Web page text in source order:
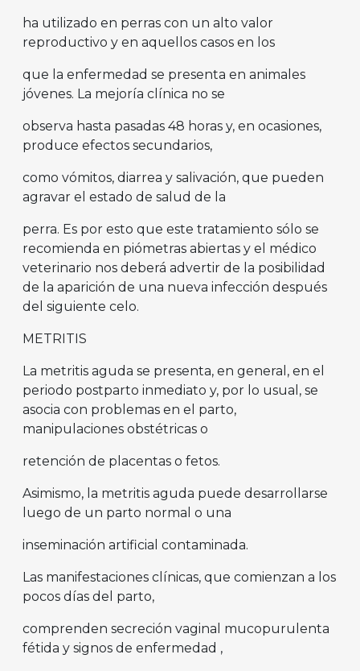
ha utilizado en perras con un alto valor
reproductivo y en aquellos casos en los
que la enfermedad se presenta en animales
jóvenes. La mejoría clínica no se
observa hasta pasadas 48 horas y, en ocasiones,
produce efectos secundarios,
como vómitos, diarrea y salivación, que pueden
agravar el estado de salud de la
perra. Es por esto que este tratamiento sólo se
recomienda en piómetras abiertas y el médico
veterinario nos deberá advertir de la posibilidad
de la aparición de una nueva infección después
del siguiente celo.
METRITIS
La metritis aguda se presenta, en general, en el
periodo postparto inmediato y, por lo usual, se
asocia con problemas en el parto,
manipulaciones obstétricas o
retención de placentas o fetos.
Asimismo, la metritis aguda puede desarrollarse
luego de un parto normal o una
inseminación artificial contaminada.
Las manifestaciones clínicas, que comienzan a los
pocos días del parto,
comprenden secreción vaginal mucopurulenta
fétida y signos de enfermedad ,